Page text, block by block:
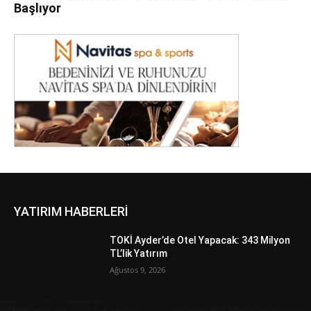
Başlıyor
YATIRIM HABERLERİ
TOKİ Ayder’de Otel Yapacak: 343 Milyon
TL’lik Yatırım
Ağustos 9, 2026